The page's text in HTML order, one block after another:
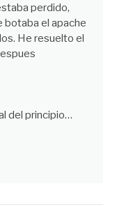
perdido,
botaba el apache
He resuelto el
del principio…